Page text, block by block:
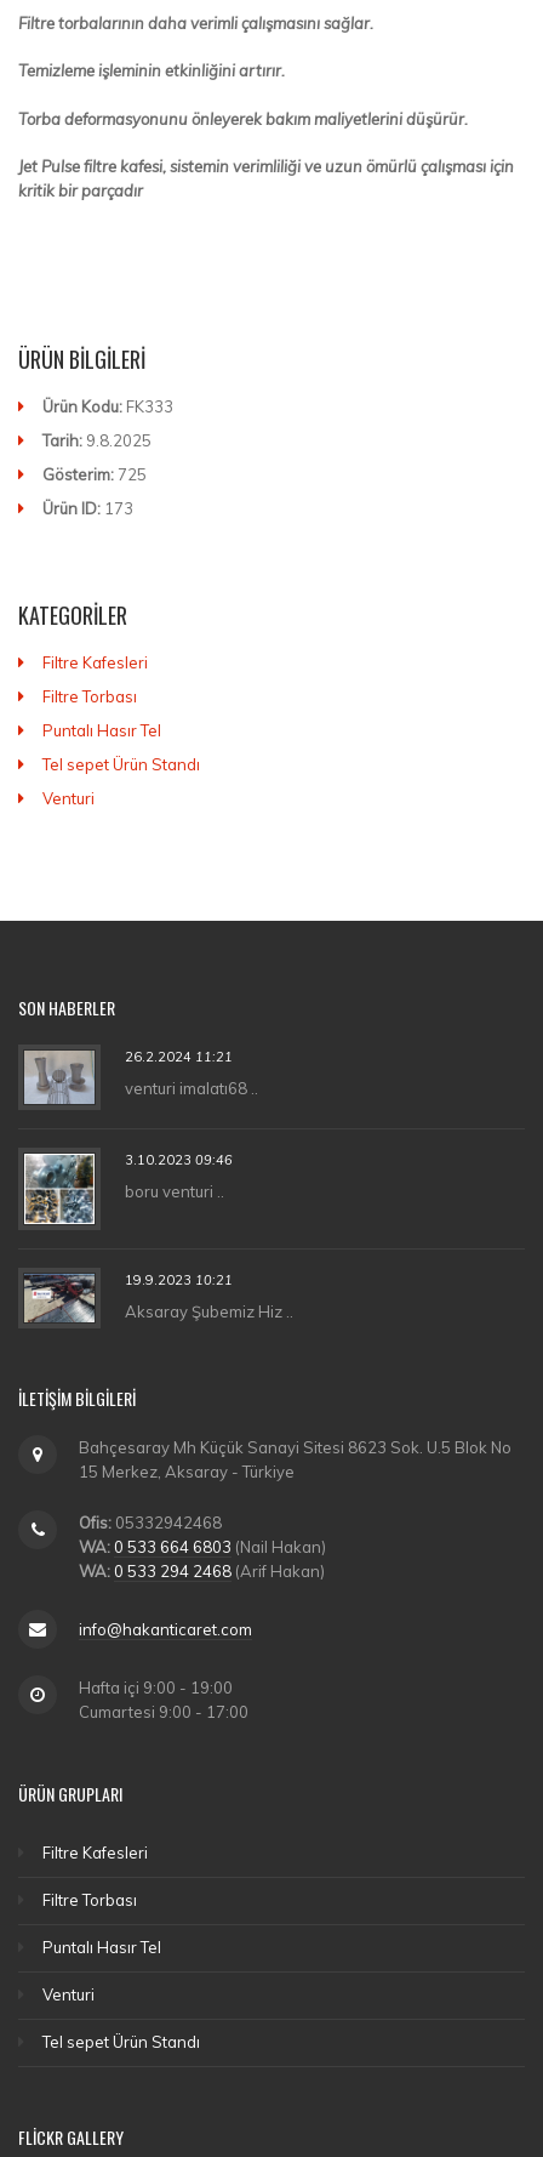
Filtre torbalarının daha verimli çalışmasını sağlar.
Temizleme işleminin etkinliğini artırır.
Torba deformasyonunu önleyerek bakım maliyetlerini düşürür.
Jet Pulse filtre kafesi, sistemin verimliliği ve uzun ömürlü çalışması için
kritik bir parçadır
ÜRÜN BILGILERI
Ürün Kodu: FK333
Tarih: 9.8.2025
Gösterim: 725
Ürün ID: 173
KATEGORILER
Filtre Kafesleri
Filtre Torbası
Puntalı Hasır Tel
Tel sepet Ürün Standı
Venturi
SON HABERLER
26.2.2024 11:21
venturi imalatı68 ..
3.10.2023 09:46
boru venturi ..
19.9.2023 10:21
Aksaray Şubemiz Hiz ..
İLETIŞIM BILGILERI
Bahçesaray Mh Küçük Sanayi Sitesi 8623 Sok. U.5 Blok No
15 Merkez, Aksaray - Türkiye
Ofis: 05332942468
WA: 0 533 664 6803 (Nail Hakan)
WA: 0 533 294 2468 (Arif Hakan)
info@hakanticaret.com
Hafta içi 9:00 - 19:00
Cumartesi 9:00 - 17:00
ÜRÜN GRUPLARI
Filtre Kafesleri
Filtre Torbası
Puntalı Hasır Tel
Venturi
Tel sepet Ürün Standı
FLICKR GALLERY